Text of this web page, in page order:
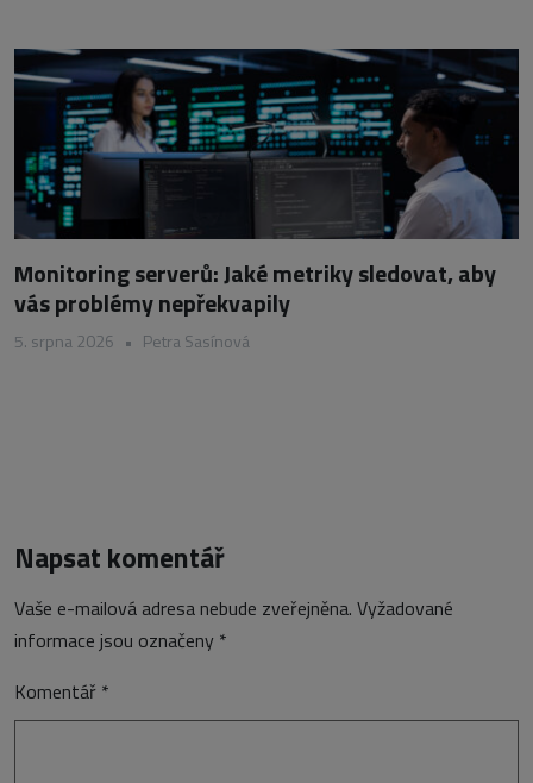
Monitoring serverů: Jaké metriky sledovat, aby
vás problémy nepřekvapily
5. srpna 2026 • Petra Sasínová
Napsat komentář
Vaše e-mailová adresa nebude zveřejněna. Vyžadované
informace jsou označeny *
Komentář *